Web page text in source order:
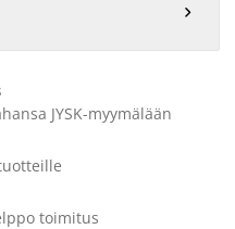

JYSK-myymälään
toimitus